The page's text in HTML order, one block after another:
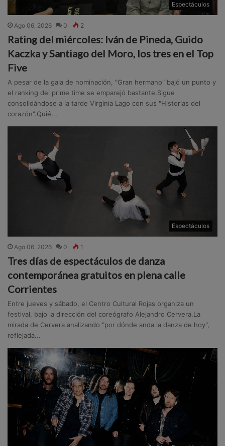
Espectáculos
Ago 06, 2026 0 2
Rating del miércoles: Iván de Pineda, Guido
Kaczka y Santiago del Moro, los tres en el Top
Five
A pesar de la gala de nominación, "Gran hermano" bajó un punto y
el ranking del prime time se emparejó bastante.Sigue
consolidándose a la tarde Virginia Lago con sus "Historias del
corazón".Quié...
Espectáculos
Ago 06, 2026 0 1
Tres días de espectáculos de danza
contemporánea gratuitos en plena calle
Corrientes
Entre jueves y sábado, el Centro Cultural Rojas organiza un
festival, bajo la dirección del coreógrafo Alejandro Cervera.La
mirada de Cervera analizando "por dónde anda la danza de hoy",
reflejada...